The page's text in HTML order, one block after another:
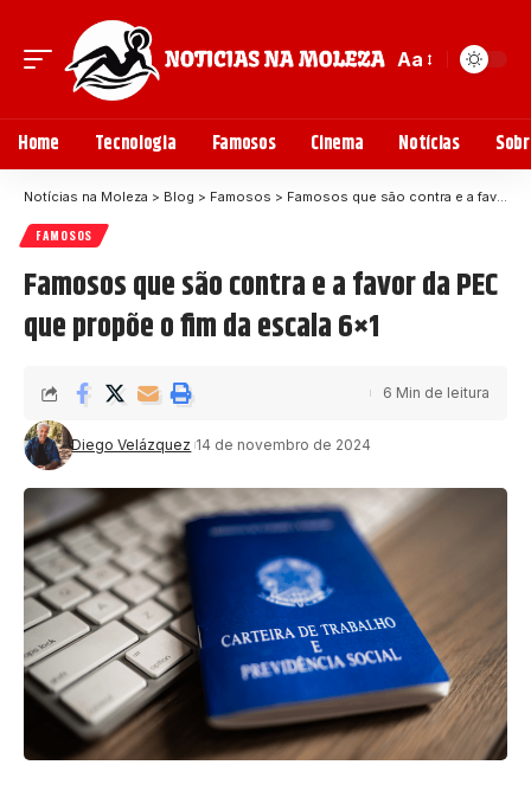
Aa
Home Tecnologia Famosos Cinema Notícias
Notícias na Moleza > Blog > Famosos > Famosos que são contra e a favor da PEC que propõe o fim da escala 6×1
FAMOSOS
Famosos que são contra e a favor da PEC
que propõe o fim da escala 6×1
Diego Velázquez 14 de novembro de 2024
6 Min de leitura